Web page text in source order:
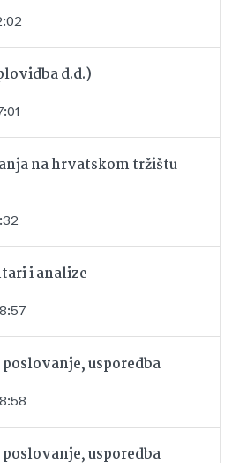
d.d.)
na hrvatskom tržištu
i analize
usporedba
usporedba